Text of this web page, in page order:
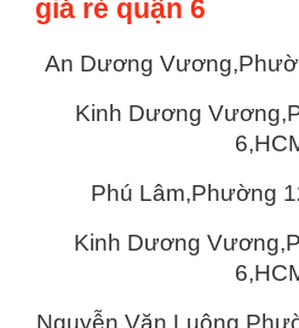
giá rẻ quận 6
An Dương
Kinh Dương
Phú Lâm,Phường
Kinh Dương
Nguyễn Văn